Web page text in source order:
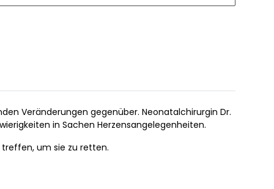
Veränderungen gegenüber. Neonatalchirurgin Dr.
in Sachen Herzensangelegenheiten.
treffen, um sie zu retten.